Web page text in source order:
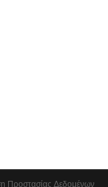
Προστασίας Δεδομένων